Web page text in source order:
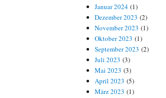
Januar 2024 (1)
Dezember 2023 (2)
November 2023 (1)
Oktober 2023 (1)
September 2023 (2)
Juli 2023 (3)
Mai 2023 (3)
April 2023 (5)
März 2023 (1)